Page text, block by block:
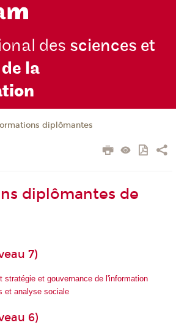
des sciences et
la
diplômantes
diplômantes de
7)
stratégie et gouvernance de l'information
et analyse sociale
6)